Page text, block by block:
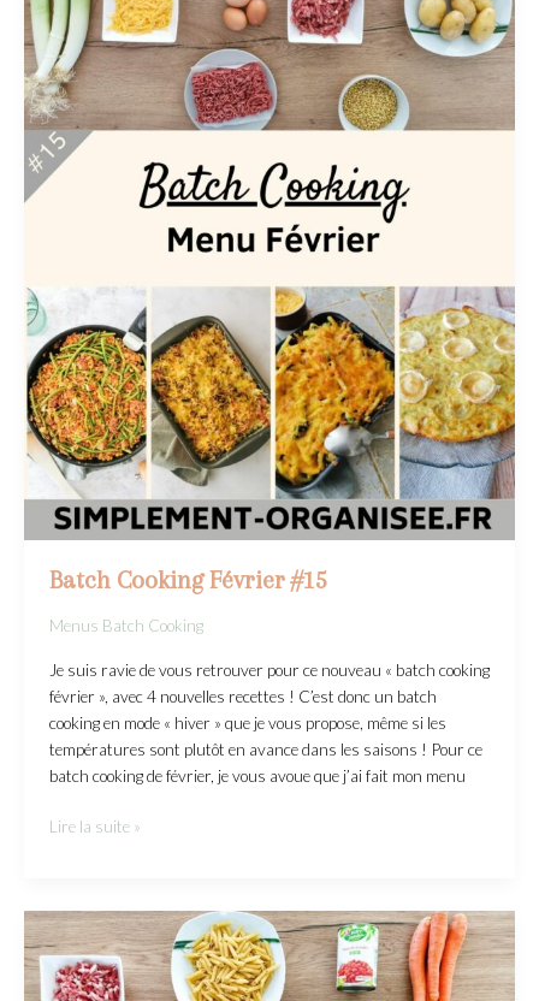
Batch Cooking Février #15
Menus Batch Cooking
Je suis ravie de vous retrouver pour ce nouveau « batch cooking
février », avec 4 nouvelles recettes ! C’est donc un batch
cooking en mode « hiver » que je vous propose, même si les
températures sont plutôt en avance dans les saisons ! Pour ce
batch cooking de février, je vous avoue que j’ai fait mon menu
Lire la suite »
Batch
cooking
Janvier